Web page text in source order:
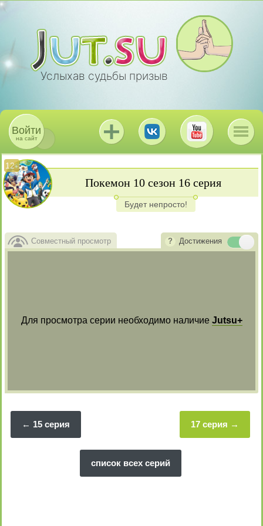
Услыхав судьбы призыв
Войти
на сайт
12+
Покемон 10 сезон 16 серия
Будет непросто!
Совместный просмотр Достижения
Для просмотра серии необходимо наличие Jutsu+
17 серия
15 серия
список всех серий